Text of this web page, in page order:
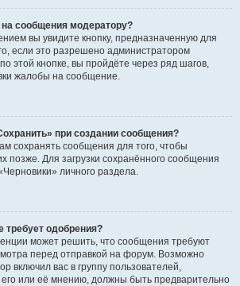
сообщения модератору?
вы увидите кнопку, предназначенную для
если это разрешено администратором
этой кнопке, вы пройдёте через ряд шагов,
жалобы на сообщение.
при создании сообщения?
сохранять сообщения для того, чтобы
позже. Для загрузки сохранённого сообщения
личного раздела.
одобрения?
может решить, что сообщения требуют
перед отправкой на форум. Возможно
включил вас в группу пользователей,
или её мнению, должны быть предварительно